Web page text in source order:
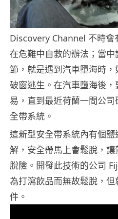
Discovery Channel 不時會
在危難中自救的辦法；當
節，就是遇到汽車墮海時
破窗逃生。在汽車墮海後
易，直到最近荷蘭一間公
全帶系統。
這新型安全帶系統內有個
解，安全帶馬上會鬆脫，
脫險。開發此技術的公司
為打瀉飲品而無故鬆脫，
件。